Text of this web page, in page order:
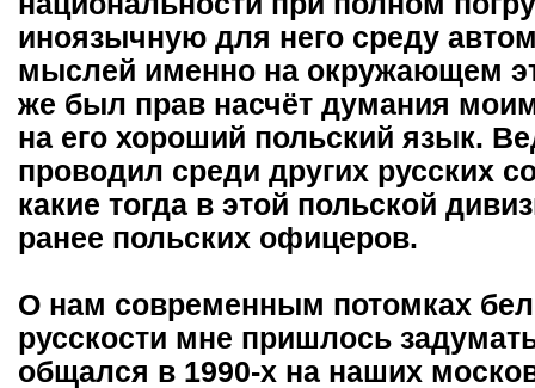
иноязычную для него среду
мыслей именно на окружающем
же был прав насчёт думания
на его хороший польский язык.
проводил среди других русских
какие тогда в этой польской
ранее польских офицеров.
О нам современным потомках
русскости мне пришлось
общался в 1990-х на наших